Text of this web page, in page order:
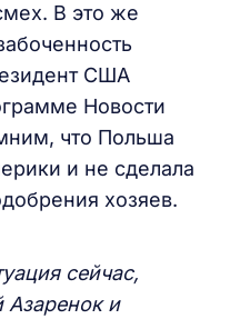
В это же
США
Новости
что Польша
и не сделала
хозяев.
сейчас,
Азаренок и